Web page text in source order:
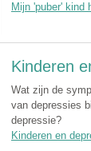
Mijn 'puber' kind
Kinderen
Wat zijn de
van depressies
depressie?
Kinderen en